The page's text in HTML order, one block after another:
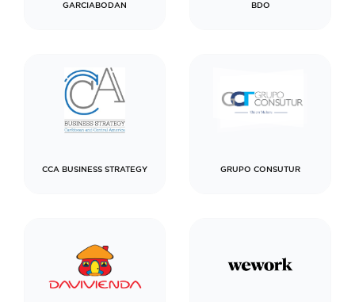
GARCIABODAN BDO
CCA BUSINESS STRATEGY GRUPO CONSUTUR